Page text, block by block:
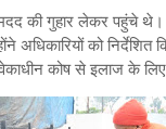
मदद की गुहार लेकर पहुंचे
अधिकारियों को
कोष से इलाज के लिए